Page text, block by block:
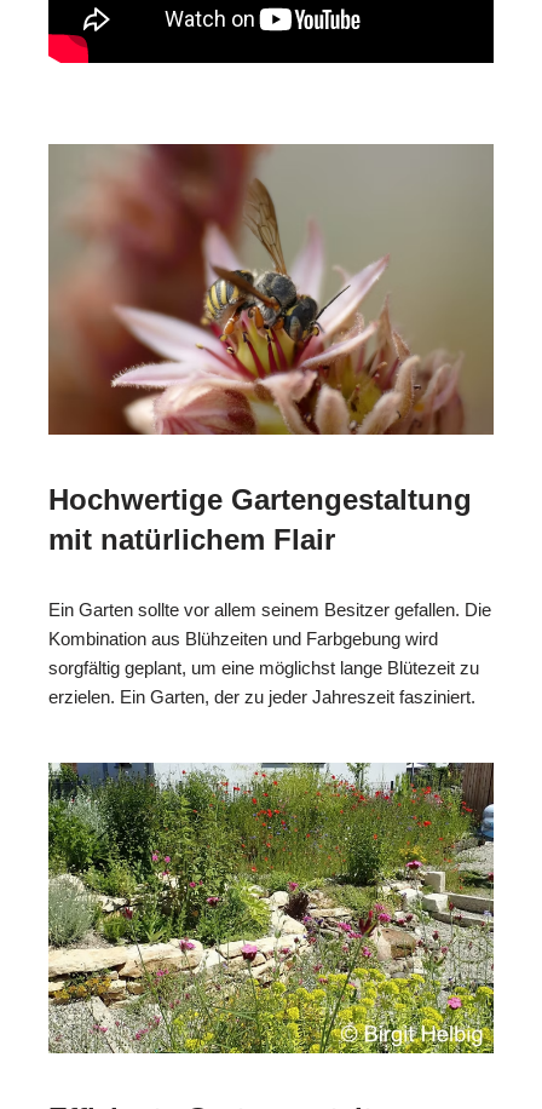
Hochwertige Gartengestaltung
mit natürlichem Flair
Ein Garten sollte vor allem seinem Besitzer gefallen. Die
Kombination aus Blühzeiten und Farbgebung wird
sorgfältig geplant, um eine möglichst lange Blütezeit zu
erzielen. Ein Garten, der zu jeder Jahreszeit fasziniert.